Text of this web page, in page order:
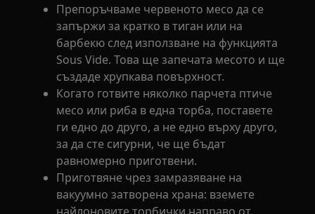
Препоръчваме червеното месо да се
запържи за кратко в тиган или на
барбекю след използване на функцията
Sous Vide. Това ще запечата месото и ще
създаде хрупкава повърхност.
Когато готвите няколко парчета птиче
месо или риба в една торба, поставете
ги едно до друго, а не едно върху друго,
за да сте сигурни, че ще бъдат
равномерно приготвени.
Приготвяне чрез замразяване на
вакуумно затворена храна: вземете